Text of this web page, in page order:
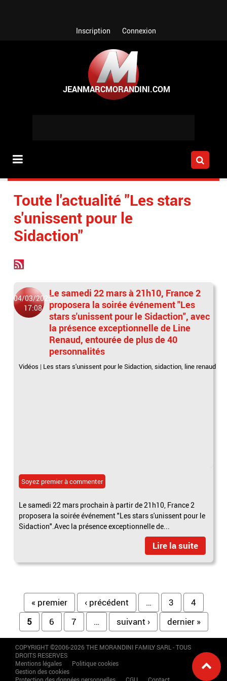
Inscription Connexion
Toute l'actualité "Les stars
s'unissent pour le
Sidaction"
04/03/2025
17:08
Le samedi 22 mars à 21h10, France 2
proposera la soirée événement "Les
stars s'unissent pour le Sidaction", avec
la présence exceptionnelle de Line
Renaud, entourée de plus de 40
personnalités
Vidéos | Les stars s'unissent pour le Sidaction,sidaction, line renaud
Soyez premier à commenter
Le samedi 22 mars prochain à partir de 21h10, France 2
proposera la soirée événement "Les stars s'unissent pour le
Sidaction".Avec la présence exceptionnelle de...
Lire la suite
Pages
« premier ‹ précédent … 3
4
5
6 7 … suivant › dernier »
COPYRIGHT ©2006-2026 THE MORANDINI FAMILY SARL - TOUS
DROITS RESERVES
Mentions légales
Politique cookies
Gestion des cookies
Protection des données personnelles
CGU Contact